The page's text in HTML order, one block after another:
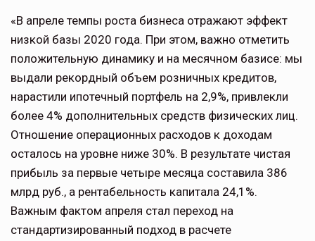
«В апреле темпы роста бизнеса отражают эффект
низкой базы 2020 года. При этом, важно отметить
положительную динамику и на месячном базисе: мы
выдали рекордный объем розничных кредитов,
нарастили ипотечный портфель на 2,9%, привлекли
более 4% дополнительных средств физических лиц.
Отношение операционных расходов к доходам
осталось на уровне ниже 30%. В результате чистая
прибыль за первые четыре месяца составила 386
млрд руб., а рентабельность капитала 24,1%.
Важным фактом апреля стал переход на
стандартизированный подход в расчете